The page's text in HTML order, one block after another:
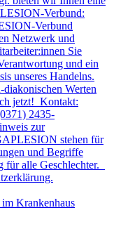
Verbund:
Verbund
Netzwerk und
Sie
und ein
unseres Handelns.
Werten
jetzt! Kontakt:
2435-
zur
stehen für
und Begriffe
für alle Geschlechter.
Krankenhaus